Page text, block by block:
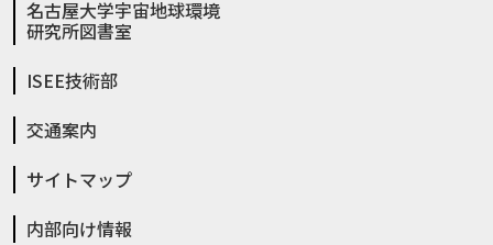
名古屋大学宇宙地球環境
研究所図書室
ISEE技術部
交通案内
サイトマップ
内部向け情報